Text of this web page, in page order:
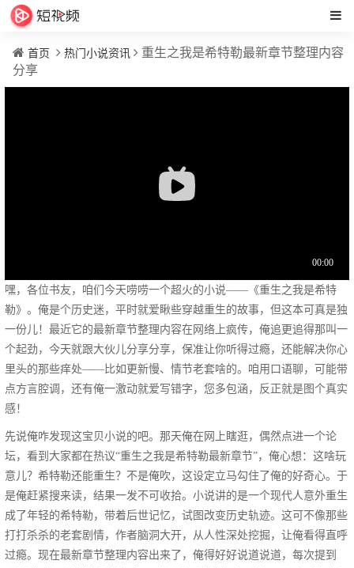
首页 热门小说资讯
重生之我是希特勒最新章节整理内容
分享
嘿，各位书友，咱们今天唠唠一个超火的小说——《重生之我是希特
勒》。俺是个历史迷，平时就爱瞅些穿越重生的故事，但这本可真是独
一份儿！最近它的最新章节整理内容在网络上疯传，俺追更追得那叫一
个起劲，今天就跟大伙儿分享分享，保准让你听得过瘾，还能解决你心
里头的那些痒处——比如更新慢、情节老套啥的。咱用口语聊，可能带
点方言腔调，还有俺一激动就爱写错字，您多包涵，反正就是图个真实
感！
先说俺咋发现这宝贝小说的吧。那天俺在网上瞎逛，偶然点进一个论
坛，看到大家都在热议“重生之我是希特勒最新章节”，俺心想：这啥玩
意儿？希特勒还能重生？不是俺吹，这设定立马勾住了俺的好奇心。于
是俺赶紧搜来读，结果一发不可收拾。小说讲的是一个现代人意外重生
成了年轻的希特勒，带着后世记忆，试图改变历史轨迹。这可不像那些
打打杀杀的老套剧情，作者脑洞大开，从人性深处挖掘，让俺看得直呼
过瘾。现在最新章节整理内容出来了，俺得好好说道说道，每次提到